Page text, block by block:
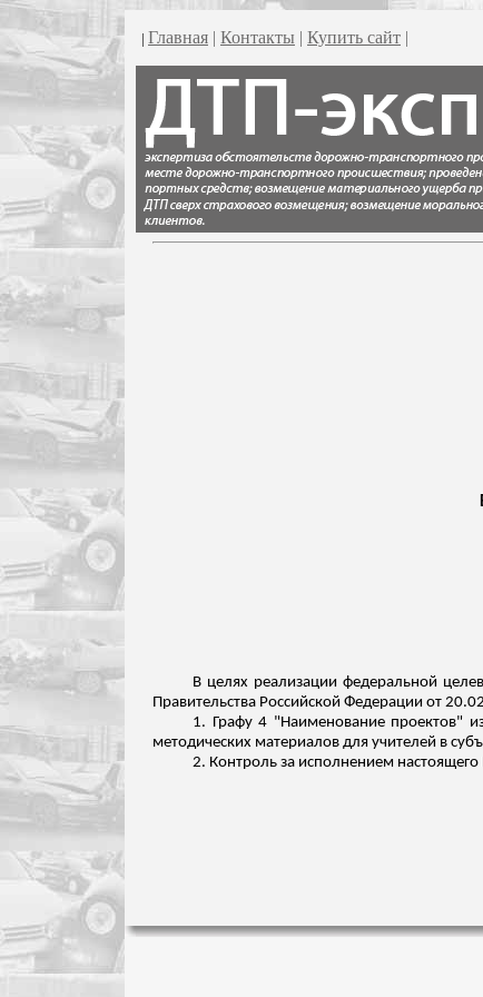
| Главная | Контакты | Купить сайт |
В целях реализации федеральной
Правительства Российской Федерации от
1. Графу 4 "Наименование проектов"
методических материалов для учителей в
2. Контроль за исполнением настоящего